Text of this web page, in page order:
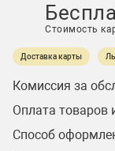
Стоимость
Доставка карты
Комиссия за
Оплата товаров
Способ